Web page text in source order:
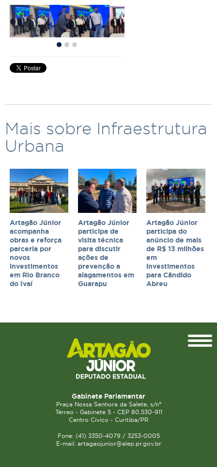
Mais sobre Infraestrutura
Urbana
Artagão Júnior
acompanha
obras e reforça
parceria por
novos
investimentos
em Rio Branco
do Ivaí
Artagão Júnior
participa de
visita técnica
para discutir
ações de
prevenção a
alagamentos em
Guarapu
Artagão Júnior
participa do
anúncio de mais
de R$ 13 milhões
em
investimentos
para Cândido
Abreu
Gabinete Parlamentar
Praça Nossa Senhora da Salete, s/n°
Térreo - Gabinete 5 - CEP 80.530-911
Centro Cívico - Curitiba/PR
Fone: (41) 3350-4079 / 3253-0005
E-mail: artagaojunior@alep.pr.gov.br